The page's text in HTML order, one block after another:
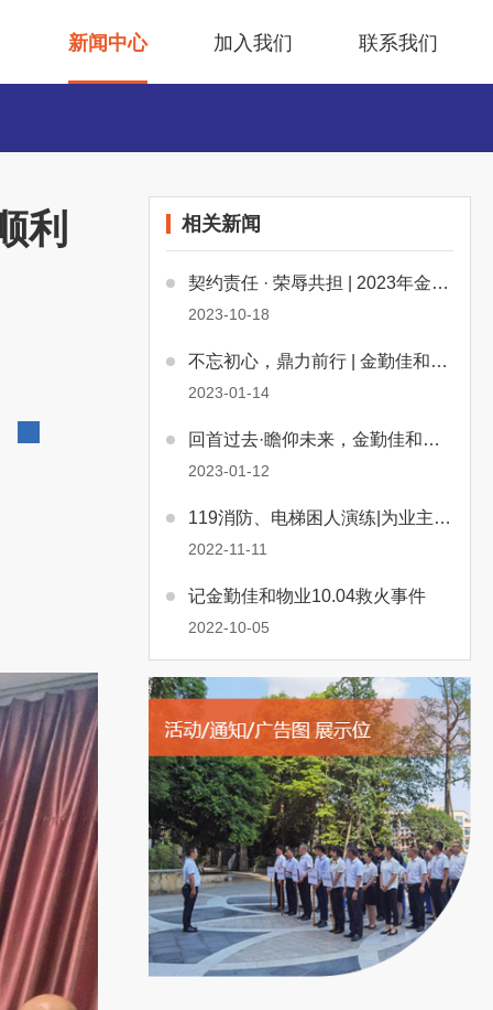
新闻中心 加入我们 联系我们
利 相关新闻
契约责任 · 荣辱共担 | 2023年金勤佳和物业目标责任书签订会
2023-10-18
不忘初心，鼎力前行 | 金勤佳和物业2022年年度总结会顺利召开
2023-01-14
回首过去·瞻仰未来，金勤佳和伴您一路同行~
2023-01-12
119消防、电梯困人演练|为业主筑牢安全“防火墙”
2022-11-11
记金勤佳和物业10.04救火事件
2022-10-05